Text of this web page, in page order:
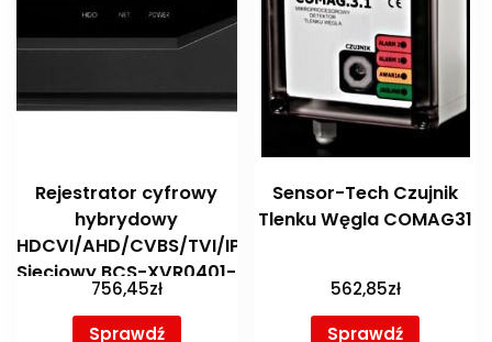
Rejestrator cyfrowy
hybrydowy
HDCVI/AHD/CVBS/TVI/IP
Sieciowy BCS-XVR0401-
V
756,45zł
Sprawdź
Sensor-Tech Czujnik
Tlenku Węgla COMAG31
562,85zł
Sprawdź